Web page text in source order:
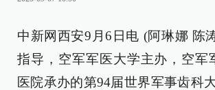
中新网西安9月6日电 (阿琳娜 陈
指导，空军军医大学主办，空军
医院承办的第94届世界军事齿科